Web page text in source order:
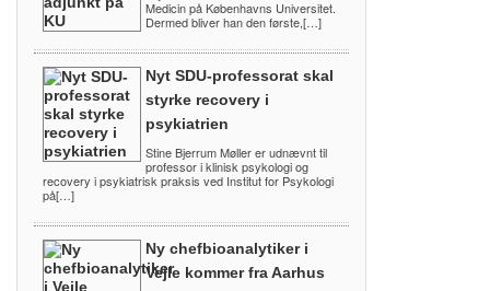
Medicin på Københavns Universitet.
Dermed bliver han den første,[…]
Nyt SDU-professorat skal
styrke recovery i
psykiatrien
Stine Bjerrum Møller er udnævnt til
professor i klinisk psykologi og
recovery i psykiatrisk praksis ved Institut for Psykologi
på[…]
Ny chefbioanalytiker i
Vejle kommer fra Aarhus